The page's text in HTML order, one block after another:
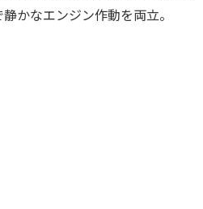
かなエンジン作動を両立。